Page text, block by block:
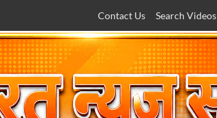
Contact Us Search Videos